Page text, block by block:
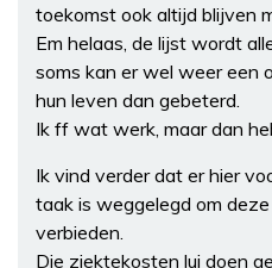
toekomst ook altijd blijven
Em helaas, de lijst wordt
soms kan er wel weer een
hun leven dan gebeterd.
Ik ff wat werk, maar dan
Ik vind verder dat er hier
taak is weggelegd om
verbieden.
Die ziektekosten lui doen